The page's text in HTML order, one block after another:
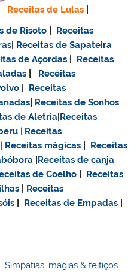
Receitas de Lulas
de Risoto
Receitas
Receitas de Sapateira
de Açordas
Receitas
Receitas
Receitas
Receitas de Sonhos
de Aletria Receitas
| Receitas
| Receitas mágicas
Receitas
Receitas de canja
de Coelho
Receitas
Receitas
Receitas de Empadas
|Simpatias, magias & feitiços